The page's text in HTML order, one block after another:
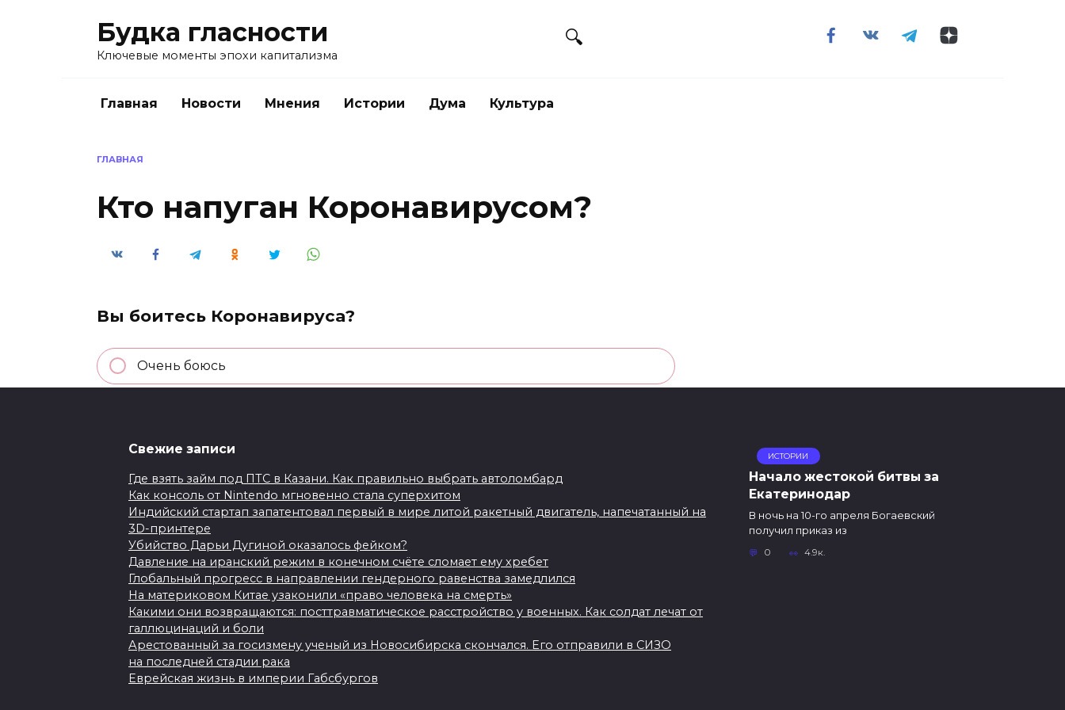
Будка гласности
Ключевые моменты эпохи капитализма
Главная Новости Мнения Истории Дума Культура
ГЛАВНАЯ
Кто напуган Коронавирусом?
Вы боитесь Коронавируса?
Очень боюсь
Не-а
Благодарим вас за участие в нашем голосовании. Расскажите о нем вашим друзьям.
Рейтинг
Поделиться с друзьями
Свежие записи
Где взять займ под ПТС в Казани. Как правильно выбрать автоломбард
Как консоль от Nintendo мгновенно стала суперхитом
Индийский стартап запатентовал первый в мире литой ракетный двигатель, напечатанный на
3D-принтере
Убийство Дарьи Дугиной оказалось фейком?
Давление на иранский режим в конечном счёте сломает ему хребет
Глобальный прогресс в направлении гендерного равенства замедлился
На материковом Китае узаконили «право человека на смерть»
Какими они возвращаются: посттравматическое расстройство у военных. Как солдат лечат от
галлюцинаций и боли
Арестованный за госизмену ученый из Новосибирска скончался. Его отправили в СИЗО
на последней стадии рака
Еврейская жизнь в империи Габсбургов
ИСТОРИИ
Начало жестокой битвы за
Екатеринодар
В ночь на 10-го апреля Богаевский
получил приказ из
0 4.9к.